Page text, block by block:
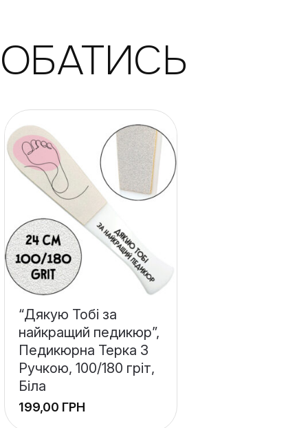
“Дякую Тобі за
найкращий педикюр”,
Педикюрна Терка З
Ручкою, 100/180 гріт,
Біла
ГРН